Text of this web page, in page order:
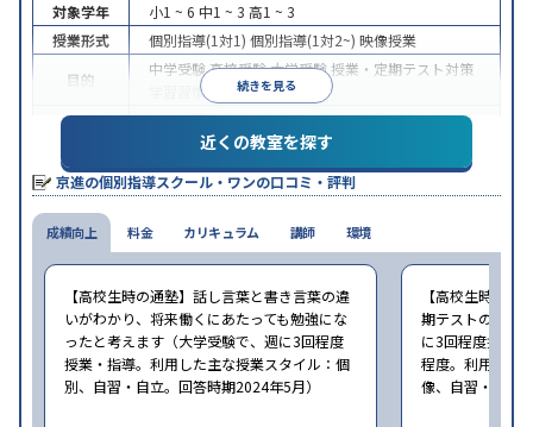
続きを見る
対象学年 小1 ~ 6 中1 ~ 3 高1 ~ 3
授業形式
個別指導(1対1) 個別指導(1対2~) 映像授業
目的
中学受験高校受験大学受験 授業・定期テスト対策
学習習慣の定着
中高一貫校生に対応授業の振替可能学習にPC・タ
ブレットを利用季節講習のみの受講可
※2024年6月調査。大学受験塾・予備校のアンケート調査方法を参照
近くの教室を探す
京進の個別指導スクール・ワンの口コミ・評判
成績向上
【高校生時の通塾】話し言葉と書き言葉の違
いがわかり、将来働くにあたっても勉強にな
ったと考えます（大学受験で、週に3回程度
授業・指導。利用した主な授業スタイル：個
別、自習・自立。回答時期2024年5月）
【高校生時の通
期テストの点数
に3回程度授業
程度。利用した
像、自習・自立
料金 カリキュラム 講師 環境